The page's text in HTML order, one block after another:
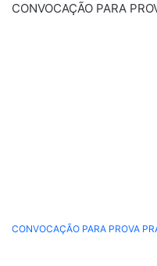
CONVOCAÇÃO PARA
CONVOCAÇÃO PARA PROVA